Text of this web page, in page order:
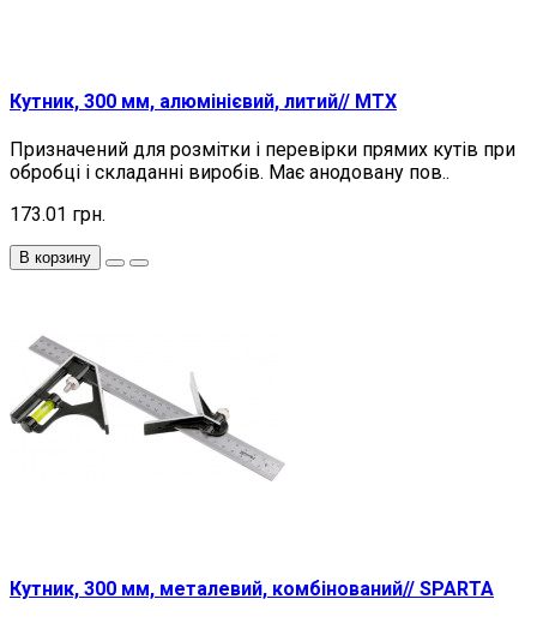
Кутник, 300 мм, алюмінієвий, литий// MTX
Призначений для розмітки і перевірки прямих кутів при
обробці і складанні виробів. Має анодовану пов..
173.01 грн.
В корзину
Кутник, 300 мм, металевий, комбінований// SPARTA